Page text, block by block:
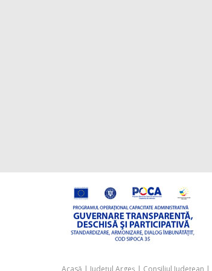
Acasă | Județul Argeș | Consiliul Județean |